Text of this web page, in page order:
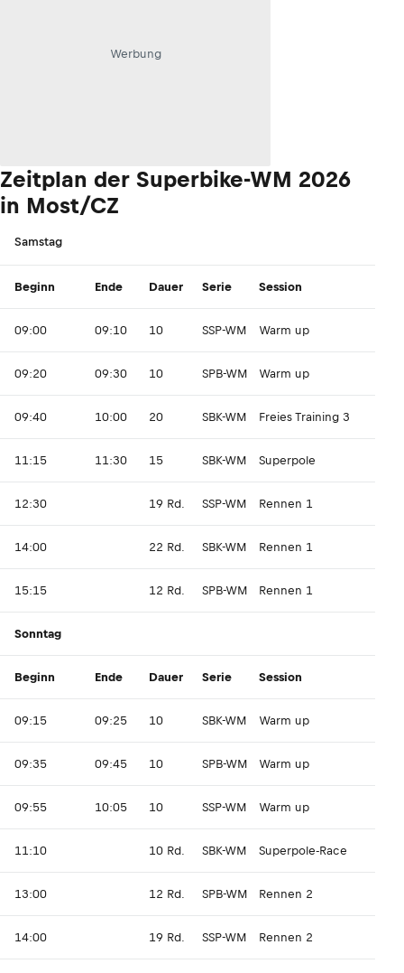
Werbung
Zeitplan der Superbike-WM 2026
in Most/CZ
Samstag
Beginn Ende Dauer Serie Session
09:00 09:10 10 SSP-WM Warm up
09:20 09:30 10 SPB-WM Warm up
09:40 10:00 20 SBK-WM Freies Training 3
11:15 11:30 15 SBK-WM Superpole
12:30 19 Rd. SSP-WM Rennen 1
14:00 22 Rd. SBK-WM Rennen 1
15:15 12 Rd. SPB-WM Rennen 1
Sonntag
Beginn Ende Dauer Serie Session
09:15 09:25 10 SBK-WM Warm up
09:35 09:45 10 SPB-WM Warm up
09:55 10:05 10 SSP-WM Warm up
11:10 10 Rd. SBK-WM Superpole-Race
13:00 12 Rd. SPB-WM Rennen 2
14:00 19 Rd. SSP-WM Rennen 2